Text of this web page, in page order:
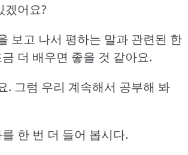
겠어요?
보고 나서 평하는 말과 관련된 한
더 배우면 좋을 것 같아요.
. 그럼 우리 계속해서 공부해 봐
한 번 더 들어 봅시다.